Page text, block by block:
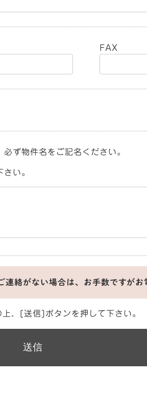
FAX
ず物件名をご記名ください。
い。
絡がない場合は、お手数ですが
上、[送信]ボタンを押して下さい。